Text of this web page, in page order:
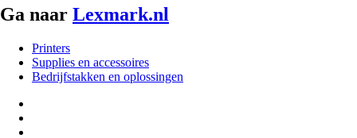
Ga naar Lexmark.nl
Printers
Supplies en accessoires
Bedrijfstakken en oplossingen